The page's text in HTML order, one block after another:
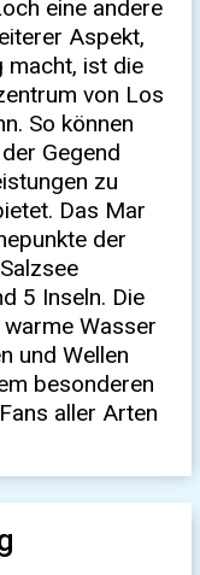
eine andere
Aspekt,
macht, ist die
von Los
So können
Gegend
zu
Das Mar
der
5 Inseln. Die
Wasser
und Wellen
besonderen
aller Arten